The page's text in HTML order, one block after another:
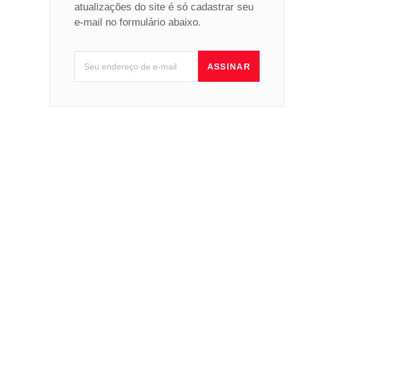
atualizações do site é só cadastrar seu
e-mail no formulário abaixo.
ASSINAR